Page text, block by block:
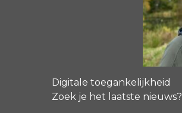
Digitale toegankelijkheid
Zoek je het laatste nieuws?